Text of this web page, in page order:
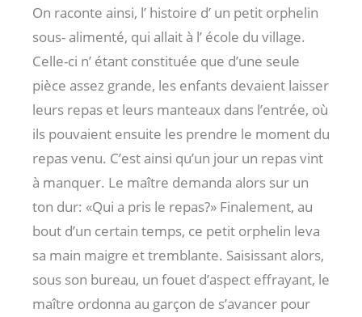
On raconte ainsi, l’ histoire d’ un petit orphelin
sous- alimenté, qui allait à l’ école du village.
Celle-ci n’ étant constituée que d’une seule
pièce assez grande, les enfants devaient laisser
leurs repas et leurs manteaux dans l’entrée, où
ils pouvaient ensuite les prendre le moment du
repas venu. C’est ainsi qu’un jour un repas vint
à manquer. Le maître demanda alors sur un
ton dur: «Qui a pris le repas?» Finalement, au
bout d’un certain temps, ce petit orphelin leva
sa main maigre et tremblante. Saisissant alors,
sous son bureau, un fouet d’aspect effrayant, le
maître ordonna au garçon de s’avancer pour